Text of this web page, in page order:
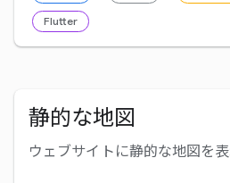
Flutter
静的な地図
ウェブサイトに静的な地図を表